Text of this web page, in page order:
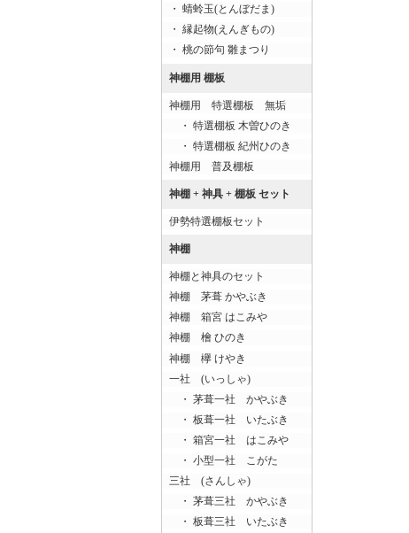
・ 蜻蛉玉(とんぼだま)
・ 縁起物(えんぎもの)
・ 桃の節句 雛まつり
神棚用 棚板
神棚用 特選棚板 無垢
・ 特選棚板 木曽ひのき
・ 特選棚板 紀州ひのき
神棚用 普及棚板
神棚 + 神具 + 棚板 セット
伊勢特選棚板セット
神棚
神棚と神具のセット
神棚 茅葺 かやぶき
神棚 箱宮 はこみや
神棚 檜 ひのき
神棚 欅 けやき
一社 (いっしゃ)
・ 茅葺一社 かやぶき
・ 板葺一社 いたぶき
・ 箱宮一社 はこみや
・ 小型一社 こがた
三社 (さんしゃ)
・ 茅葺三社 かやぶき
・ 板葺三社 いたぶき